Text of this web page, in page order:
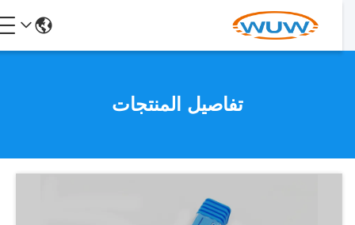
تفاصيل المنتجات